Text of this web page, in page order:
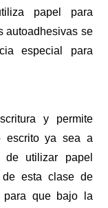
papel para
autoadhesivas se
especial para
y permite
escrito ya sea a
utilizar papel
esta clase de
para que bajo la